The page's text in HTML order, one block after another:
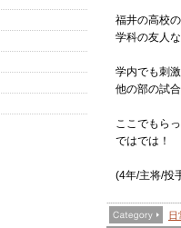
福井の高校
学科の友人
学内でも刺
他の部の試
ここでもら
ではでは！
(4年/主将/投
日